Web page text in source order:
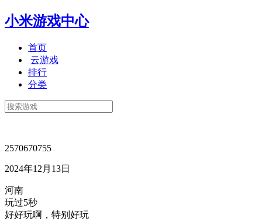
小米游戏中心
首页
云游戏
排行
分类
2570670755
2024年12月13日
河南
玩过5秒
好好玩啊，特别好玩